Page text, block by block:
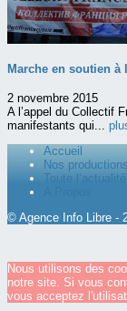
Marche en soutien à
2 novembre 2015
A l’appel du Collectif
manifestants qui...
Accueil
Nos productions
Toute l’actualité
© Agence Info Libre -
Nous utilisons des
notre site. Si vous
vous acceptez